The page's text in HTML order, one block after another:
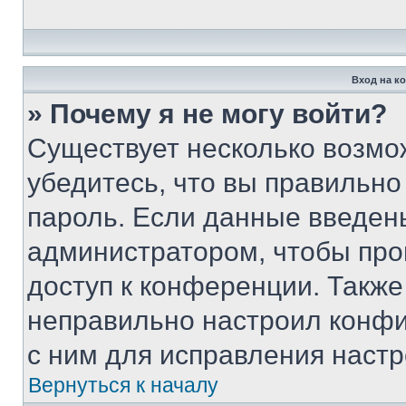
Вход на
» Почему я не могу войти?
Существует несколько
убедитесь, что вы
пароль. Если данные
администратором, чтобы
доступ к конференции.
неправильно настроил
с ним для исправления
Вернуться к началу